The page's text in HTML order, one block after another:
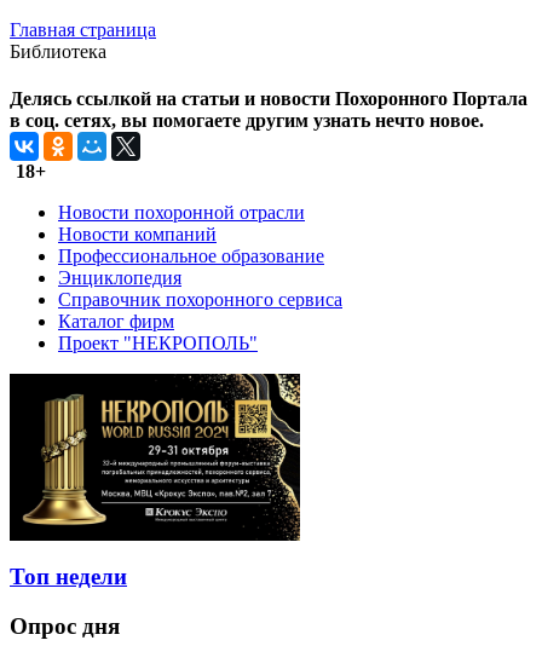
Главная страница
Библиотека
Делясь ссылкой на статьи и новости Похоронного Портала
в соц. сетях, вы помогаете другим узнать нечто новое.
18+
Новости похоронной отрасли
Новости компаний
Профессиональное образование
Энциклопедия
Справочник похоронного сервиса
Каталог фирм
Проект "НЕКРОПОЛЬ"
Топ недели
Опрос дня